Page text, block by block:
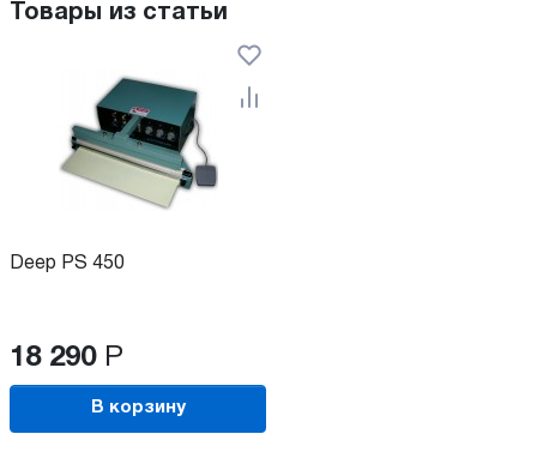
Товары из статьи
Deep PS 450
18 290 Р
В корзину